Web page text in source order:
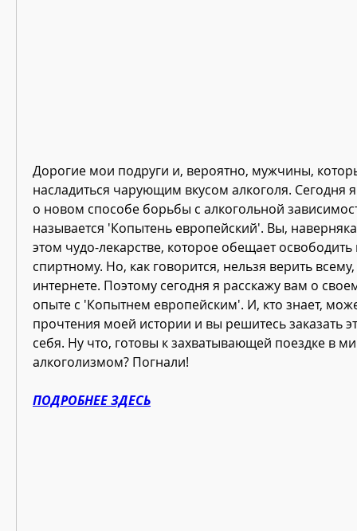
Дорогие мои подруги и, вероятно, мужчины,
насладиться чарующим вкусом алкоголя. Сегодня
о новом способе борьбы с алкогольной
называется 'Копытень европейский'. Вы,
этом чудо-лекарстве, которое обещает освободить
спиртному. Но, как говорится, нельзя верить
интернете. Поэтому сегодня я расскажу вам о
опыте с 'Копытнем европейским'. И, кто знает,
прочтения моей истории и вы решитесь заказать
себя. Ну что, готовы к захватывающей поездке в
алкоголизмом? Погнали!
ПОДРОБНЕЕ ЗДЕСЬ